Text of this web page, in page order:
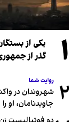
۱
یکی از
گذر از
۲ روایت شما
شهروندان در
جاویدنامان، او